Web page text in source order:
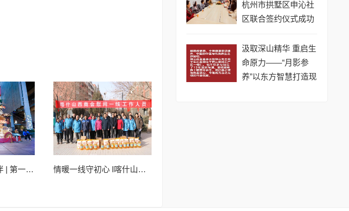
双节同庆,暖心相伴 | 第一百货“大拜年”新春浪漫季 情暖一线守初心 I喀什山西商会新春慰问晨光伊甸园小区物业员工
杭州市拱墅区申沁社
区联合签约仪式成功
汲取深山精华 重启生
命原力——“月影参
养”以东方智慧打造现